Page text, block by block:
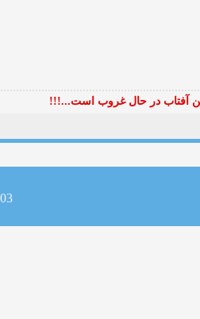
آفتاب در حال غروب است...!!!